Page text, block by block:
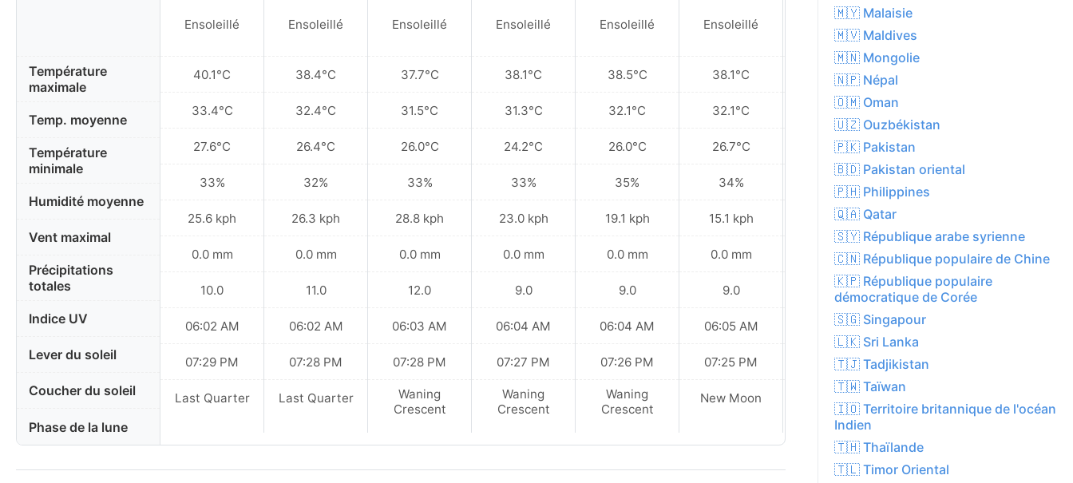
Température
maximale
Temp. moyenne
Température
minimale
Humidité moyenne
Vent maximal
Précipitations
totales
Indice UV
Lever du soleil
Coucher du soleil
Phase de la lune
Ensoleillé
40.1°C
33.4°C
27.6°C
33%
25.6 kph
0.0 mm
10.0
06:02 AM
07:29 PM
Last Quarter
Ensoleillé
38.4°C
32.4°C
26.4°C
32%
26.3 kph
0.0 mm
11.0
06:02 AM
07:28 PM
Last Quarter
Ensoleillé
37.7°C
31.5°C
26.0°C
33%
28.8 kph
0.0 mm
12.0
06:03 AM
07:28 PM
Waning
Crescent
Ensoleillé
38.1°C
31.3°C
24.2°C
33%
23.0 kph
0.0 mm
9.0
06:04 AM
07:27 PM
Waning
Crescent
Ensoleillé
38.5°C
32.1°C
26.0°C
35%
19.1 kph
0.0 mm
9.0
06:04 AM
07:26 PM
Waning
Crescent
Ensoleillé
38.1°C
32.1°C
26.7°C
34%
15.1 kph
0.0 mm
9.0
06:05 AM
07:25 PM
New Moon
39.7°C
32.5°C
25.7°C
30%
8.3 kph
0.0 mm
9.0
06:05 AM
07:24 PM
🇲🇾 Malaisie
🇲🇻 Maldives
🇲🇳 Mongolie
🇳🇵 Népal
🇴🇲 Oman
🇺🇿 Ouzbékistan
🇵🇰 Pakistan
🇧🇩 Pakistan oriental
🇵🇭 Philippines
🇶🇦 Qatar
🇸🇾 République arabe syrienne
🇨🇳 République populaire de Chine
🇰🇵 République populaire
démocratique de Corée
🇸🇬 Singapour
🇱🇰 Sri Lanka
🇹🇯 Tadjikistan
🇹🇼 Taïwan
🇮🇴 Territoire britannique de l'océan
Indien
🇹🇭 Thaïlande
🇹🇱 Timor Oriental